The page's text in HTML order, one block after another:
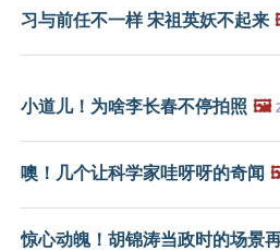
习与前任不一样 宋祖英妖不起来
小道儿！为啥李长春不停拍照 🖼️
噢！几个让科学家哇呀呀的奇闻
惊心动魄！胡锦涛当政时的场景